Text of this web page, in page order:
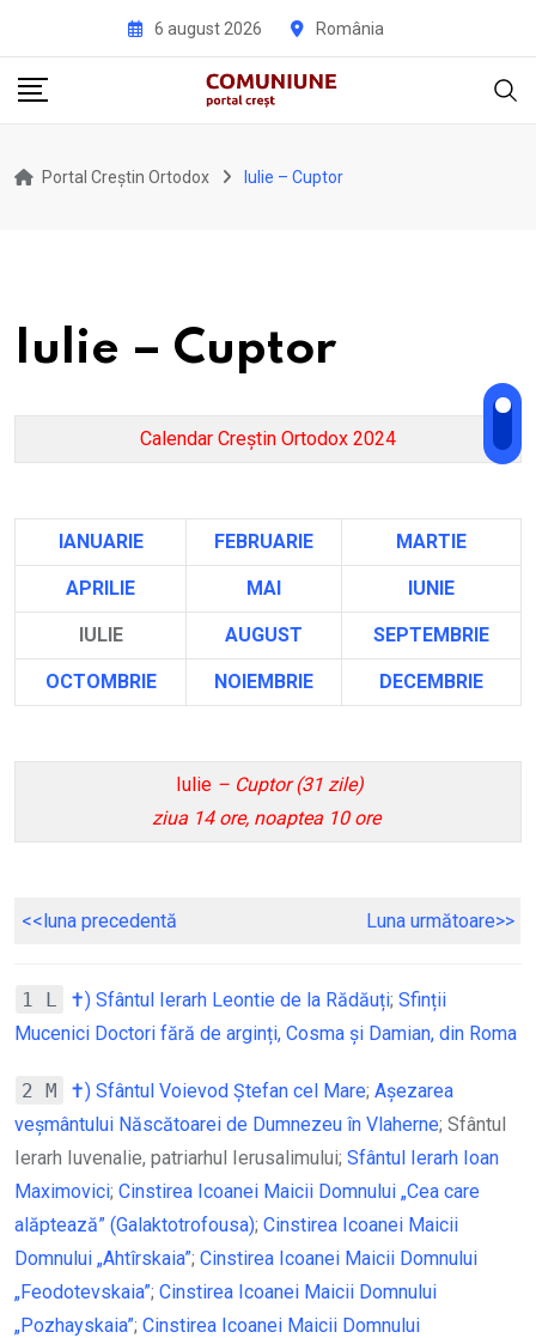
content
6 august 2026 România
Portal Creștin Ortodox Iulie – Cuptor
Iulie – Cuptor
Calendar Creștin Ortodox 2024
IANUARIE FEBRUARIE MARTIE
APRILIE MAI IUNIE
IULIE AUGUST SEPTEMBRIE
OCTOMBRIE NOIEMBRIE DECEMBRIE
Iulie – Cuptor (31 zile)
ziua 14 ore, noaptea 10 ore
<<luna precedentă Luna următoare>>
1 L ✝) Sfântul Ierarh Leontie de la Rădăuți; Sfinții
Mucenici Doctori fără de arginți, Cosma și Damian, din Roma
2 M ✝) Sfântul Voievod Ștefan cel Mare; Așezarea
veșmântului Născătoarei de Dumnezeu în Vlaherne; Sfântul
Ierarh Iuvenalie, patriarhul Ierusalimului; Sfântul Ierarh Ioan
Maximovici; Cinstirea Icoanei Maicii Domnului „Cea care
alăptează” (Galaktotrofousa); Cinstirea Icoanei Maicii
Domnului „Ahtîrskaia”; Cinstirea Icoanei Maicii Domnului
„Feodotevskaia”; Cinstirea Icoanei Maicii Domnului
„Pozhayskaia”; Cinstirea Icoanei Maicii Domnului